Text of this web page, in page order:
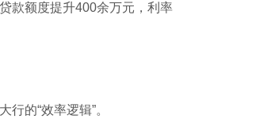
款额度提升400余万元，利率
的“效率逻辑”。